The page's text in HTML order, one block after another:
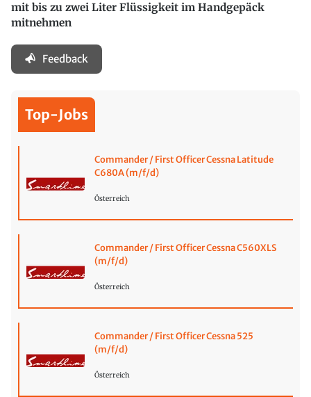
mit bis zu zwei Liter Flüssigkeit im Handgepäck
mitnehmen
Feedback
Top-Jobs
Commander / First Officer Cessna Latitude
C680A (m/f/d)
Österreich
Commander / First Officer Cessna C560XLS
(m/f/d)
Österreich
Commander / First Officer Cessna 525
(m/f/d)
Österreich